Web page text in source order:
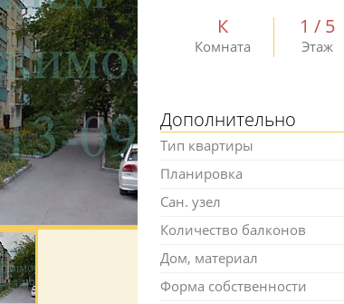
К
Комната
1 / 5
Этаж
Дополнительно
Тип квартиры
Планировка
Сан. узел
Количество балконов
Дом, материал
Форма собственности